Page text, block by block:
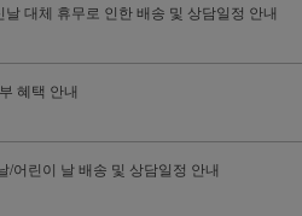
대체 휴무로 인한 배송 및 상담일정 안내
혜택 안내
린이 날 배송 및 상담일정 안내